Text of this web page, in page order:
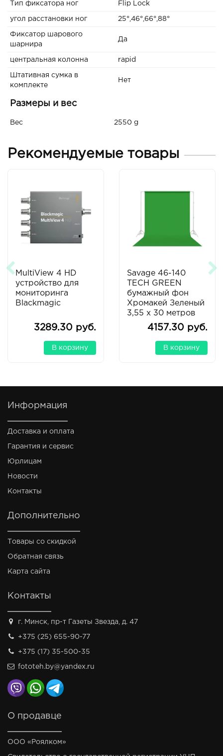
Тип фиксатора ног Flip Lock
угол расстановки ног 25°,46°,66°,88°
Фиксатор шарового
шарнира
Да
центральная колонна rapid
Штативная сумка в
комплекте
Нет
Размеры и вес
Вес 2550 g
Рекомендуемые товары
MultiView 4 HD
устройство для
мониторинга
Blackmagic
3289.30 руб.
В корзину
Savage 46-140
TECH GREEN
бумажный фон
Хромакей Зеленый
3,55 x 30 метров
4157.30 руб.
В корзину
Информация
Доставка и оплата
Гарантия и сервис
Юрлицам
Новости
Контакты
Дополнительно
Товары со скидкой
Обратная связь
Карта сайта
Контакты
г. Минск, пр-т Газеты Звезда, д. 47
+375 (25) 655-90-77
+375 (17) 35-500-35
fototeh.by@yandex.ru
О продавце
ООО «Роялком»